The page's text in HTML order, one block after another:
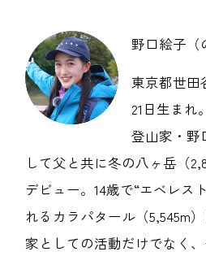
野口絵子（
東京都世田
21日生まれ。
登山家・野
して父と共に冬の八ヶ岳（
デビュー。14歳で“エベレス
れるカラパタール（5,545m
家としての活動だけでなく